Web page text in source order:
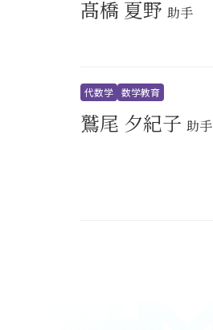
髙橋 夏野 助手
代数学 数学教育
鷲尾 夕紀子 助手